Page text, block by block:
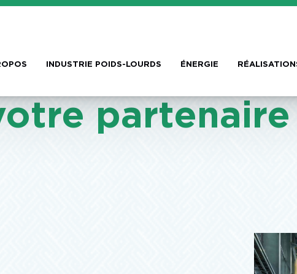
INDUSTRIE POIDS-LOURDS ÉNERGIE